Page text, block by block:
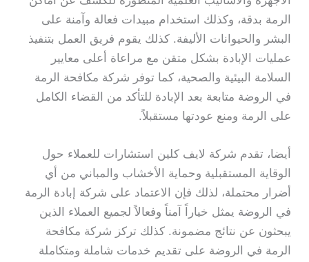
الرمة بدقة، وكذلك استخدام مبيدات فعالة وآمنة على
البشر والحيوانات الأليفة. كذلك يقوم فريق العمل بتنفيذ
عمليات الإبادة بشكل متقن مع مراعاة أعلى معايير
السلامة البيئية والصحية، كما توفر شركة مكافحة الرمة
في الروضة متابعة بعد الإبادة للتأكد من القضاء الكامل
على الرمة ومنع عودتها مستقبلاً.
أيضا، تقدم شركة لايف كلين استشارات للعملاء حول
الوقاية المستقبلية وحماية الأخشاب والمباني من أي
أضرار محتملة، لذلك فإن الاعتماد على شركة إبادة الرمة
في الروضة يمثل خياراً آمناً وفعالاً لجميع العملاء الذين
يبحثون عن نتائج مضمونة. كذلك تركز شركة مكافحة
الرمة في الروضة على تقديم خدمات شاملة ومتكاملة